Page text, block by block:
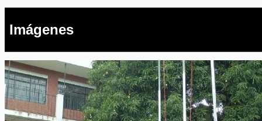
Imágenes